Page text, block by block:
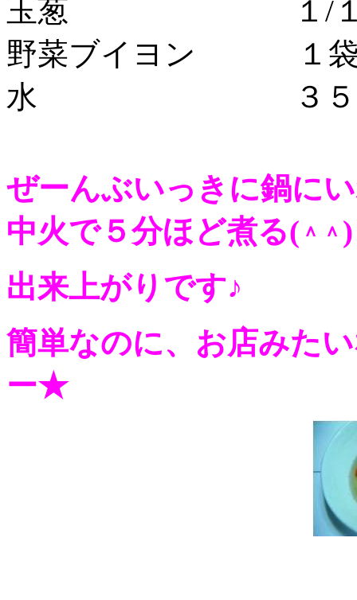
玉葱 １/１
野菜ブイヨン １
水 ３５０
ぜーんぶいっきに鍋に
中火で５分ほど煮る( ＾＾ )
出来上がりです♪
簡単なのに、お店みた
ー★